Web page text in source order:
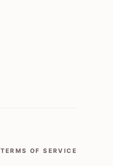
TERMS OF SERVICE